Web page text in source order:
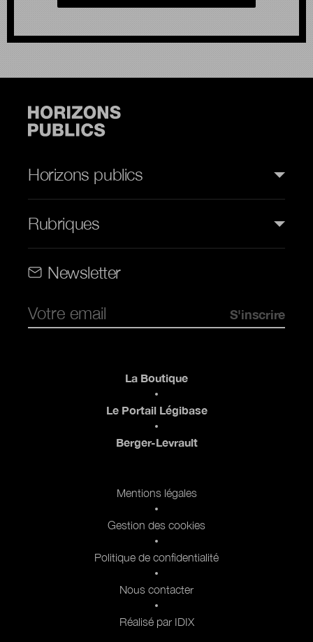
Horizons publics
Rubriques
Newsletter
La Boutique
Le Portail Légibase
Berger-Levrault
Mentions légales
Gestion des cookies
Politique de confidentialité
Nous contacter
Réalisé par IDIX